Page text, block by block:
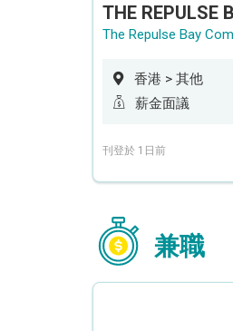
香港 > 其他
薪金面議
刊登於 1日前
兼職